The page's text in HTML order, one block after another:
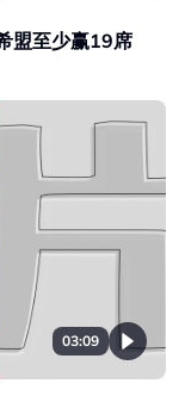
盟至少赢19席
03:09